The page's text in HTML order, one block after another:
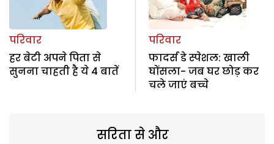
परिवार
हर बेटी अपने पिता से
सुनना चाहती है ये 4 बातें
परिवार
फादर्स डे स्पेशल: खाली
घोंसला- जब घर छोड़ कर
चले जाएं बच्चे
सरिता से और